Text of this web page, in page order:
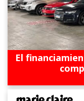
El